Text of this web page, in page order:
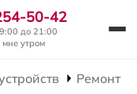
50-42
до 21:00
мне утром
Ремонт